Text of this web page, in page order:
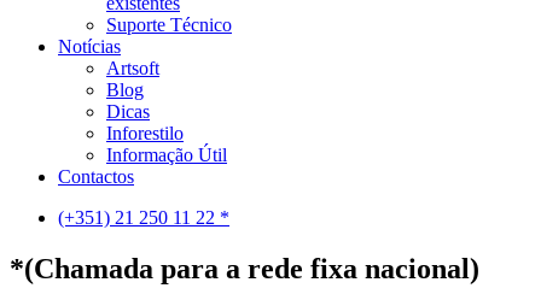
Suporte Técnico
Notícias
Artsoft
Blog
Dicas
Inforestilo
Informação Útil
Contactos
(+351) 21 250 11 22 *
*(Chamada para a rede fixa nacional)